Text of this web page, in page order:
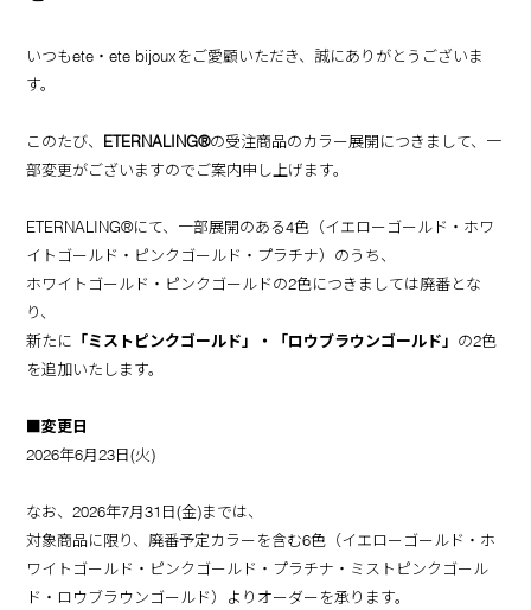
いつもete・ete bijouxをご愛顧いただき、誠にありがとうございま
す。
このたび、 ETERNALING®の受注商品のカラー展開につきまして、一
部変更がございますのでご案内申し上げます。
ETERNALING®にて、一部展開のある4色（イエローゴールド・ホワ
イトゴールド・ピンクゴールド・プラチナ）のうち、
ホワイトゴールド・ピンクゴールドの2色につきましては廃番とな
り、
新たに 「ミストピンクゴールド」・「ロウブラウンゴールド」 の2色
を追加いたします。
■変更日
2026年6月23日(火)
なお、2026年7月31日(金)までは、
対象商品に限り、廃番予定カラーを含む6色（イエローゴールド・ホ
ワイトゴールド・ピンクゴールド・プラチナ・ミストピンクゴール
ド・ロウブラウンゴールド）よりオーダーを承ります。